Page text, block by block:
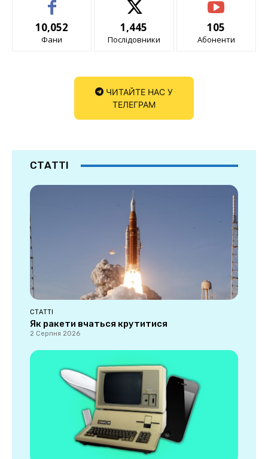
10,052
Фани
1,445
Послідовники
105
Абоненти
ЧИТАЙТЕ НАС У
ТЕЛЕГРАМ
СТАТТІ
СТАТТІ
Як ракети вчаться крутитися
2 Серпня 2026